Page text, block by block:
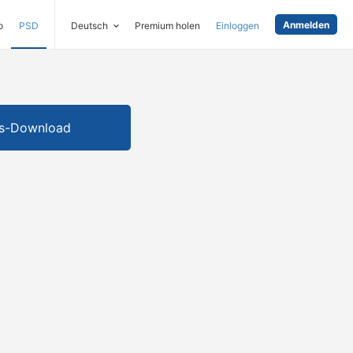
PSD Deutsch Premium holen Einloggen Anmelden
Download